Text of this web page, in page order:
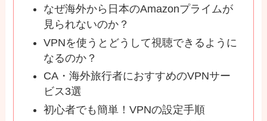
なぜ海外から日本のAmazonプライムが
見られないのか？
VPNを使うとどうして視聴できるように
なるのか？
CA・海外旅行者におすすめのVPNサー
ビス3選
初心者でも簡単！VPNの設定手順